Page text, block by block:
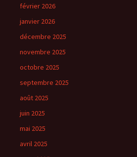
février 2026
janvier 2026
décembre 2025
novembre 2025
octobre 2025
septembre 2025
août 2025
juin 2025
mai 2025
avril 2025